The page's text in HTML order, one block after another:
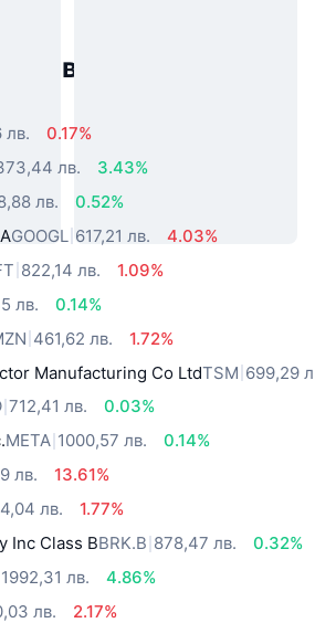
от реалния
лв.
0.17%
лв.
3.43%
лв.
0.52%
GOOGL 617,21 лв.
4.03%
822,14 лв.
1.09%
лв.
0.14%
461,62 лв.
1.72%
Manufacturing Co LtdTSM 699,29
712,41 лв.
0.03%
META 1000,57 лв.
0.14%
лв.
13.61%
лв.
1.77%
Inc Class BBRK.B 878,47 лв.
0.32%
1992,31 лв.
4.86%
лв.
2.17%